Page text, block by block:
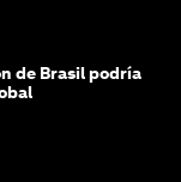
de Brasil podría